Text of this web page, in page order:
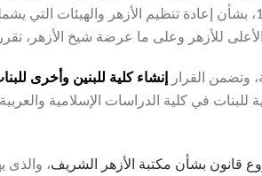
وتضمن القرار إنشاء كلية للبنين وأخرى
للبنات في كلية الدراسات الإسلامية
قانون بشأن مكتبة الأزهر الشريف، والذى